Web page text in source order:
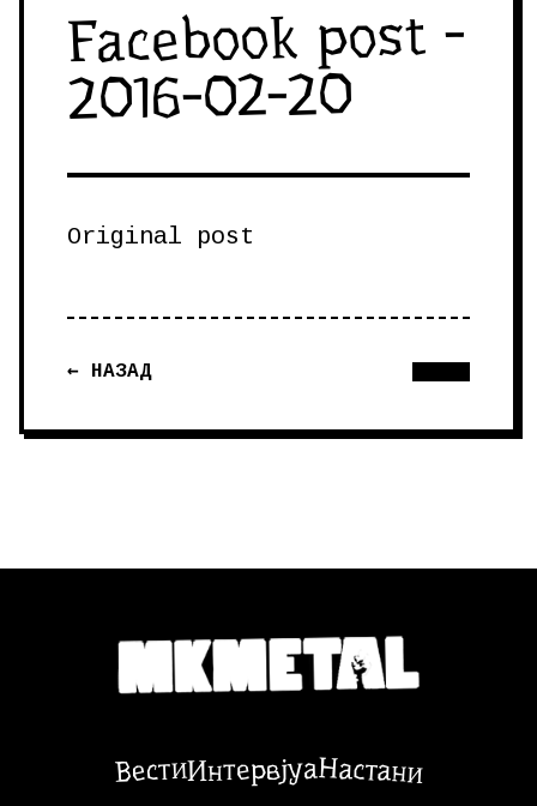
Facebook post -
2016-02-20
Original post
← НАЗАД
ВестиИнтервјуаНастани